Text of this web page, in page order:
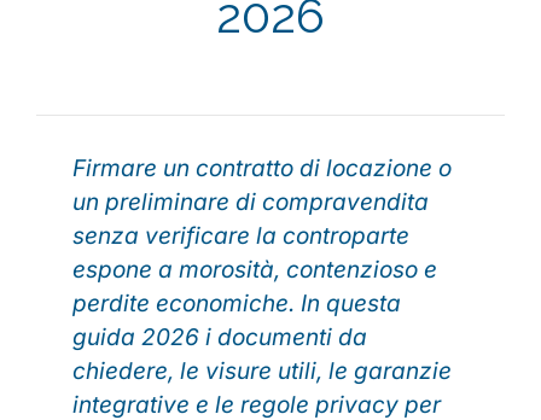
2026
Firmare un contratto di locazione o
un preliminare di compravendita
senza verificare la controparte
espone a morosità, contenzioso e
perdite economiche. In questa
guida 2026 i documenti da
chiedere, le visure utili, le garanzie
integrative e le regole privacy per